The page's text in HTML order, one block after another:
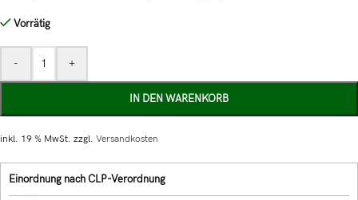
Vorrätig
- +
IN DEN WARENKORB
inkl. 19 % MwSt. zzgl. Versandkosten
Einordnung nach CLP-Verordnung